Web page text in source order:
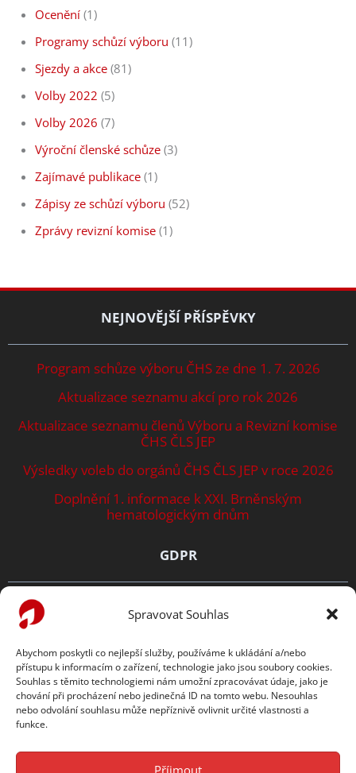
Spravovat Souhlas
Abychom poskytli co nejlepší služby, používáme k ukládání a/nebo
přístupu k informacím o zařízení, technologie jako jsou soubory cookies.
Souhlas s těmito technologiemi nám umožní zpracovávat údaje, jako je
chování při procházení nebo jedinečná ID na tomto webu. Nesouhlas
nebo odvolání souhlasu může nepříznivě ovlivnit určité vlastnosti a
funkce.
Příjmout
Ocenění (1)
Programy schůzí výboru (11)
Sjezdy a akce (81)
Volby 2022 (5)
Volby 2026 (7)
Výroční členské schůze (3)
Zajímavé publikace (1)
Zápisy ze schůzí výboru (52)
Zprávy revizní komise (1)
NEJNOVĚJŠÍ PŘÍSPĚVKY
Program schůze výboru ČHS ze dne 1. 7. 2026
Aktualizace seznamu akcí pro rok 2026
Aktualizace seznamu členů Výboru a Revizní komise
ČHS ČLS JEP
Výsledky voleb do orgánů ČHS ČLS JEP v roce 2026
Doplnění 1. informace k XXI. Brněnským
hematologickým dnům
GDPR
Zásady ochrany osobních údajů
TENTO WEB PODPORUJE